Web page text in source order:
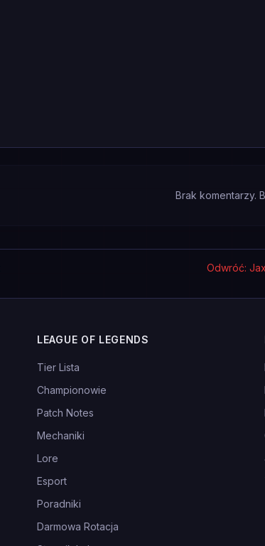
Brak komentarzy.
Odwróć:
LEAGUE OF LEGENDS
Tier Lista
Championowie
Patch Notes
Mechaniki
Lore
Esport
Poradniki
Darmowa Rotacja